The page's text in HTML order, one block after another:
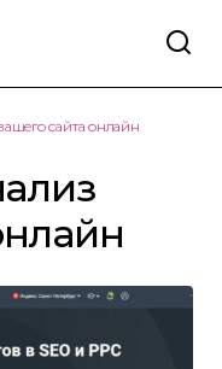
сайта онлайн